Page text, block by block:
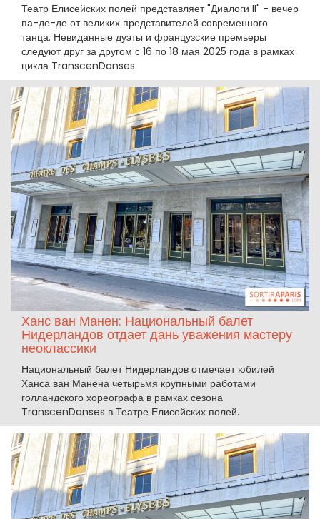
Театр Елисейских полей представляет "Диалоги II" - вечер
па-де-де от великих представителей современного
танца. Невиданные дуэты и французские премьеры
следуют друг за другом с 16 по 18 мая 2025 года в рамках
цикла TranscenDanses.
Ханс ван Манен: Национальный балет
Нидерландов отдает дань уважения мастеру
неоклассики
Национальный балет Нидерландов отмечает юбилей
Ханса ван Манена четырьмя крупными работами
голландского хореографа в рамках сезона
TranscenDanses в Театре Елисейских полей.